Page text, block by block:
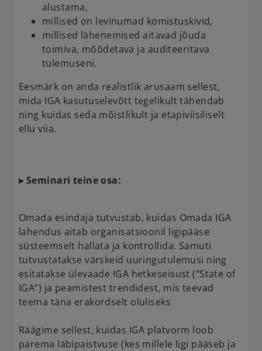
alustama,
millised on levinumad komistuskivid,
millised lähenemised aitavad jõuda
toimiva, mõõdetava ja auditeeritava
tulemuseni.
Eesmärk on anda realistlik arusaam sellest,
mida IGA kasutuselevõtt tegelikult tähendab
ning kuidas seda mõistlikult ja etapiviisiliselt
ellu viia.
▸ Seminari teine osa:
Omada esindaja tutvustab, kuidas Omada IGA
lahendus aitab organisatsioonil ligipääse
süsteemselt hallata ja kontrollida. Samuti
tutvustatakse värskeid uuringutulemusi ning
esitatakse ülevaade IGA hetkeseisust (“State of
IGA”) ja peamistest trendidest, mis teevad
teema täna erakordselt oluliseks
Räägime sellest, kuidas IGA platvorm loob
parema läbipaistvuse (kes millele ligi pääseb ja